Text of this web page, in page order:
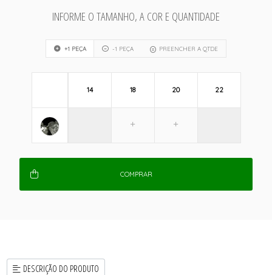
INFORME O TAMANHO, A COR E QUANTIDADE
+1 PEÇA -1 PEÇA PREENCHER A QTDE
14 18 20 22
COMPRAR
DESCRIÇÃO DO PRODUTO